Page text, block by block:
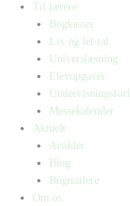
Til lærere
Bogkasser
Lix og let-tal
Universlæsning
Elevopgaver
Messekalender
Aktuelt
Artikler
Blog
Bogtrailere
Om os